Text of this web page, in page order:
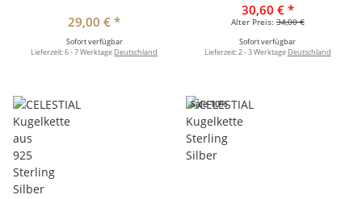
29,00 €*
Sofort verfügbar
Lieferzeit:6 - 7 Werktage Deutschland
30,60 € *
Alter Preis:34,00 €
Sofort verfügbar
Lieferzeit:2 - 3 Werktage Deutschland
Sale 10%